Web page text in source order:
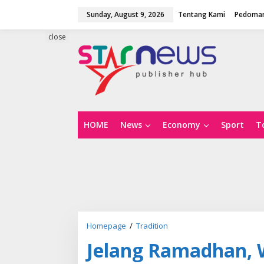
Sunday, August 9, 2026 Tentang Kami
HOME News Economy Sport
close
Homepage / Tradition
l
a
Jelang Ramadhan,